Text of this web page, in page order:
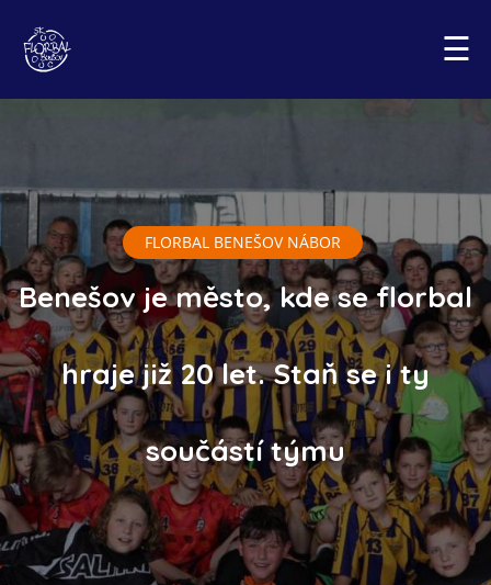
☰
FLORBAL BENEŠOV NÁBOR
Benešov je město, kde se florbal
hraje již 20 let. Staň se i ty
součástí týmu